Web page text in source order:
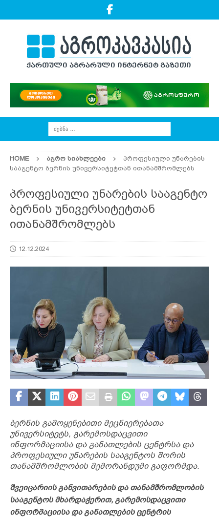
HOME ᲐᲒᲠᲝ ᲡᲘᲐᲮᲚᲔᲔᲑᲘ
პროფესიული უნარების
სააგენტო ბერნის უნივერსიტეტთან ითანამშრომლებს
პროფესიული უნარების სააგენტო
ბერნის უნივერსიტეტთან
ითანამშრომლებს
12.12.2024
ბერნის გამოყენებითი მეცნიერებათა
უნივერსიტეტს, გარემოსდაცვითი
ინფორმაციისა და განათლების ცენტრსა და
პროფესიული უნარების სააგენტოს შორის
თანამშრომლობის მემორანდუმი გაფორმდა.
შვეიცარიის განვითარების და თანამშრომლობის
სააგენტოს მხარდაჭერით, გარემოსდაცვითი
ინფორმაციისა და განათლების ცენტრის